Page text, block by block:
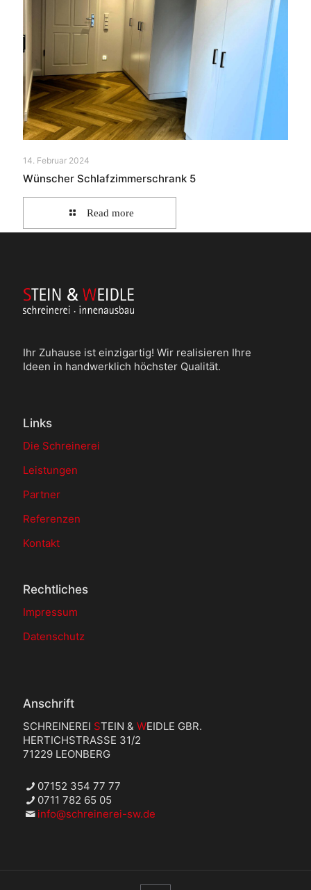
14. Februar 2024
Wünscher Schlafzimmerschrank 5
Read more
Ihr Zuhause ist einzigartig! Wir realisieren Ihre
Ideen in handwerklich höchster Qualität.
Links
Die Schreinerei
Leistungen
Partner
Referenzen
Kontakt
Rechtliches
Impressum
Datenschutz
Anschrift
SCHREINEREI STEIN & WEIDLE GBR.
HERTICHSTRASSE 31/2
71229 LEONBERG
07152 354 77 77
0711 782 65 05
info@schreinerei-sw.de